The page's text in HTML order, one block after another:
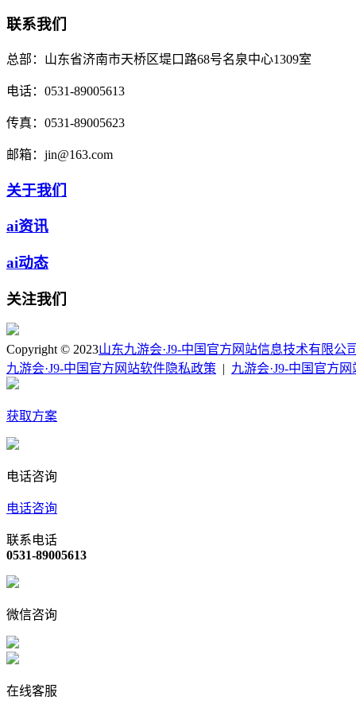
联系我们
总部： 山东省济南市天桥区堤口路68号名泉中心1309室
电话： 0531-89005613
传真： 0531-89005623
邮箱： jin@163.com
关于我们
ai资讯
ai动态
关注我们
Copyright © 2023山东九游会·J9-中国官方网站信息技术有限公司
九游会·J9-中国官方网站软件隐私政策
九游会·J9-中国官方
获取方案
电话咨询
电话咨询
联系电话
0531-89005613
微信咨询
在线客服